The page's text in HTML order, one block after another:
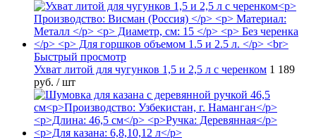
Быстрый просмотр
Ухват литой для чугунков 1,5 и 2,5 л с черенком 1 189
руб. / шт